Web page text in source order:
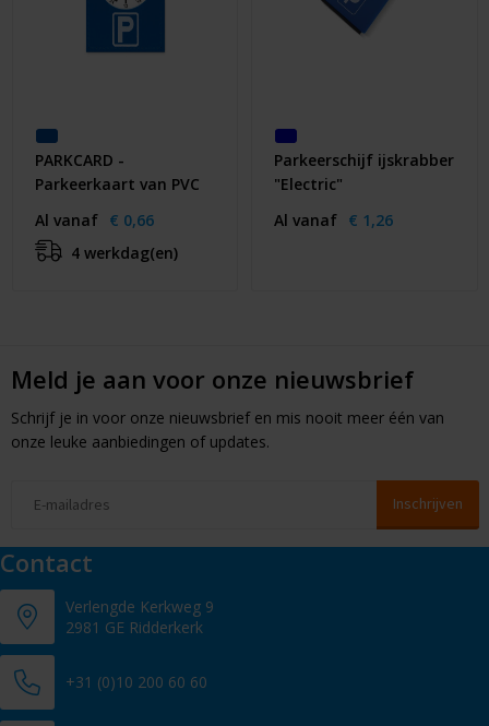
PARKCARD -
Parkeerkaart van PVC
Al vanaf € 0,66
4 werkdag(en)
Parkeerschijf ijskrabber
"Electric"
Al vanaf € 1,26
Meld je aan voor onze nieuwsbrief
Schrijf je in voor onze nieuwsbrief en mis nooit meer één van
onze leuke aanbiedingen of updates.
Contact
Verlengde Kerkweg 9
2981 GE Ridderkerk
+31 (0)10 200 60 60